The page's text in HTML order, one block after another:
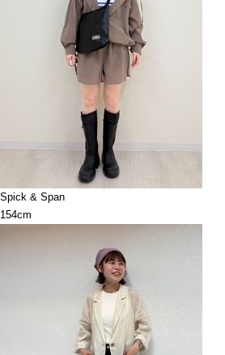
Spick & Span
154cm